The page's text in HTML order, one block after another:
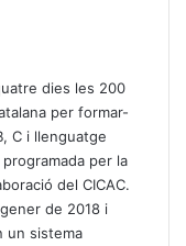
dies les 200
per formar-
C i llenguatge
per la
del CICAC.
de 2018 i
un sistema